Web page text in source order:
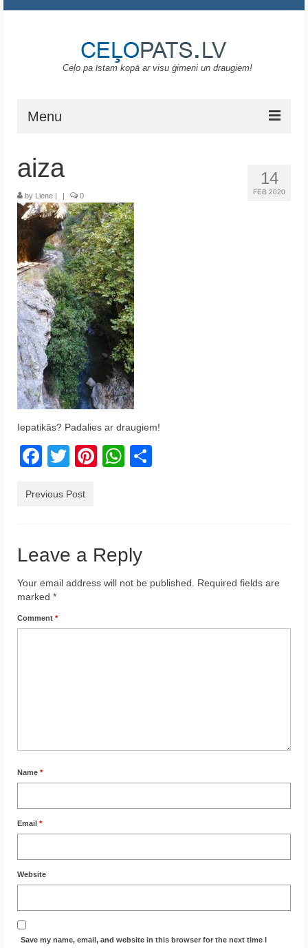
Ceļo pa īstam kopā ar visu ģimeni un draugiem!
Menu
Portugāle
ASV
Melnkalne
Grieķija
Krēta
Francija
Austrija
Itālija
Latvija
Indonēzija
14
FEB 2020
aiza
by Liene | | 0
Iepatikās? Padalies ar draugiem!
Facebook
TwitterPinterest
WhatsApp
Previous Post
Leave a Reply
Your email address will not be published.
Required fields are
marked *
Comment *
Name *
Email *
Website
Save my name, email, and website in this browser for the next time I